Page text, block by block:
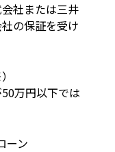
社または三井
の保証を受け
万円以下では
ーン